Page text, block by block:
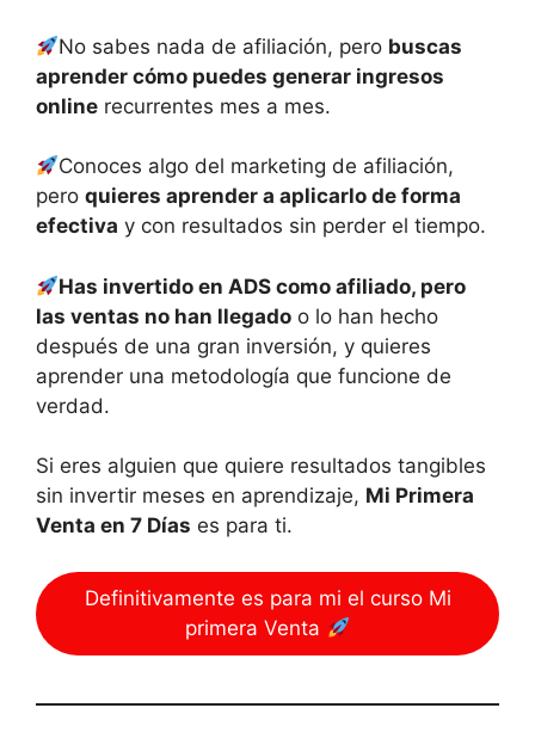
No sabes nada de afiliación, pero buscas
aprender cómo puedes generar ingresos
online recurrentes mes a mes.
Conoces algo del marketing de afiliación,
pero quieres aprender a aplicarlo de forma
efectiva y con resultados sin perder el tiempo.
Has invertido en ADS como afiliado, pero
las ventas no han llegado o lo han hecho
después de una gran inversión, y quieres
aprender una metodología que funcione de
verdad.
Si eres alguien que quiere resultados tangibles
sin invertir meses en aprendizaje, Mi Primera
Venta en 7 Días es para ti.
Definitivamente es para mi el curso Mi
primera Venta